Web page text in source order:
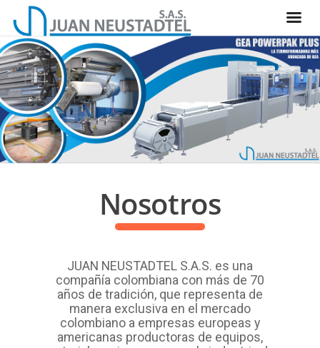
Nosotros
JUAN NEUSTADTEL S.A.S. es una
compañía colombiana con más de 70
años de tradición, que representa de
manera exclusiva en el mercado
colombiano a empresas europeas y
americanas productoras de equipos,